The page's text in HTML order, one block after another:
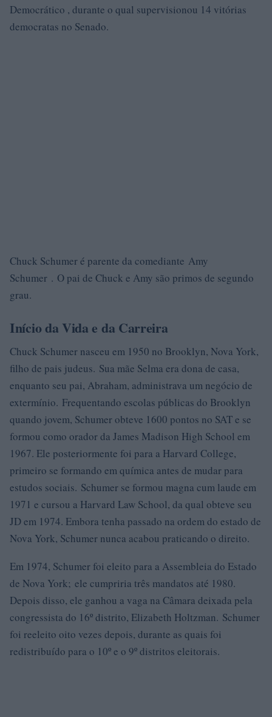
Democrático , durante o qual supervisionou 14 vitórias
democratas no Senado.
Chuck Schumer é parente da comediante Amy
Schumer . O pai de Chuck e Amy são primos de segundo
grau.
Início da Vida e da Carreira
Chuck Schumer nasceu em 1950 no Brooklyn, Nova York,
filho de pais judeus. Sua mãe Selma era dona de casa,
enquanto seu pai, Abraham, administrava um negócio de
extermínio. Frequentando escolas públicas do Brooklyn
quando jovem, Schumer obteve 1600 pontos no SAT e se
formou como orador da James Madison High School em
1967. Ele posteriormente foi para a Harvard College,
primeiro se formando em química antes de mudar para
estudos sociais. Schumer se formou magna cum laude em
1971 e cursou a Harvard Law School, da qual obteve seu
JD em 1974. Embora tenha passado na ordem do estado de
Nova York, Schumer nunca acabou praticando o direito.
Em 1974, Schumer foi eleito para a Assembleia do Estado
de Nova York; ele cumpriria três mandatos até 1980.
Depois disso, ele ganhou a vaga na Câmara deixada pela
congressista do 16º distrito, Elizabeth Holtzman. Schumer
foi reeleito oito vezes depois, durante as quais foi
redistribuído para o 10º e o 9º distritos eleitorais.